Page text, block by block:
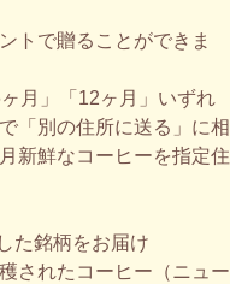
トで贈ることができま
月」「12ヶ月」いずれ
「別の住所に送る」に相
新鮮なコーヒーを指定住
た銘柄をお届け
されたコーヒー（ニュー